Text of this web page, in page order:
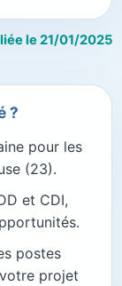
le 21/01/2025
?
pour les
(23).
et CDI,
postes
projet